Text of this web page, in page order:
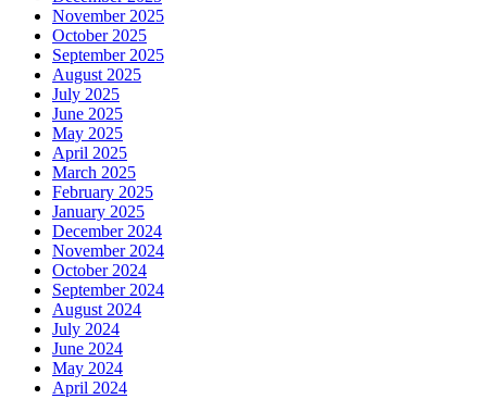
November 2025
October 2025
September 2025
August 2025
July 2025
June 2025
May 2025
April 2025
March 2025
February 2025
January 2025
December 2024
November 2024
October 2024
September 2024
August 2024
July 2024
June 2024
May 2024
April 2024